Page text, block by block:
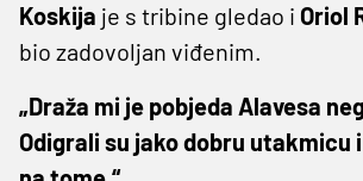
Koskija je s tribine gledao i Oriol
bio zadovoljan viđenim.
„Draža mi je pobjeda Alavesa
Odigrali su jako dobru utakmicu